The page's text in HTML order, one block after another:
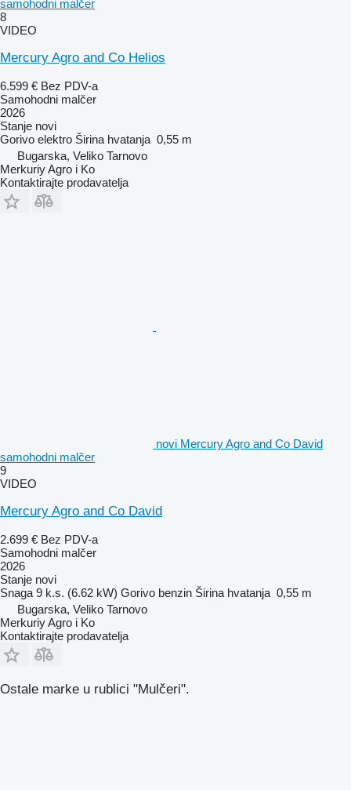
samohodni malčer
8
VIDEO
Mercury Agro and Co Helios
6.599 € Bez PDV-a
Samohodni malčer
2026
Stanje novi
Gorivo elektro Širina hvatanja 0,55 m
Bugarska, Veliko Tarnovo
Merkuriy Agro i Ko
Kontaktirajte prodavatelja
novi Mercury Agro and Co David
samohodni malčer
9
VIDEO
Mercury Agro and Co David
2.699 € Bez PDV-a
Samohodni malčer
2026
Stanje novi
Snaga 9 k.s. (6.62 kW) Gorivo benzin Širina hvatanja 0,55 m
Bugarska, Veliko Tarnovo
Merkuriy Agro i Ko
Kontaktirajte prodavatelja
Ostale marke u rublici "Mulčeri".